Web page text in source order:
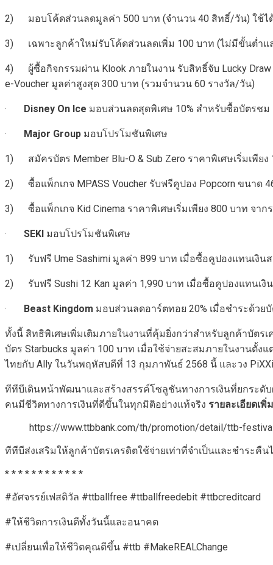
2) มอบโค้ดส่วนลดมูลค่า 500 บาท (จำนวน 40 สิทธิ์/วัน) ใช้ไ
3) เฉพาะลูกค้าใหม่รับโค้ดส่วนลดเพิ่ม 100 บาท (ไม่มีขั้นต่ำแ
4) ผู้ซื้อกิจกรรมผ่าน Klook ภายในงาน รับสิทธิ์จับ Lucky Draw
e-Voucher มูลค่าสูงสุด 300 บาท (รวมจำนวน 60 รางวัล/วัน)
· Disney On Ice มอบส่วนลดสุดพิเศษ 10% สำหรับซื้อบัตรชม
· Major Group มอบโปรโมชันพิเศษ
1) สมัครบัตร Member Blu-O & Sub Zero ราคาพิเศษเริ่มเพีย
2) ซื้อแพ็กเกจ MPASS Voucher รับฟรีคูปอง Popcorn ขนาด
3) ซื้อแพ็กเกจ Kid Cinema ราคาพิเศษเริ่มเพียง 800 บาท จาก
· SEKI มอบโปรโมชันพิเศษ
1) รับฟรี Ume Sashimi มูลค่า 899 บาท เมื่อซื้อคูปองแทนเงิน
2) รับฟรี Sushi 12 Kan มูลค่า 1,990 บาท เมื่อซื้อคูปองแทนเงิ
· Beast Kingdom มอบส่วนลดอาร์ตทอย 20% เมื่อชำระด้วย
ทั้งนี้ สิทธิพิเศษเพิ่มเติมภายในงานที่คุ้มยิ่งกว่าสำหรับลูกค้าบัตร
บัตร Starbucks มูลค่า 100 บาท เมื่อใช้จ่ายสะสมภายในงานตั้
ไทยกับ Ally ในวันพฤหัสบดีที่ 13 กุมภาพันธ์ 2568 นี้ และวง
ทีทีบีเดินหน้าพัฒนาและสร้างสรรค์โซลูชันทางการเงินที่ยกระ
คนมีชีวิตทางการเงินที่ดีขึ้นในทุกมิติอย่างแท้จริง รายละเอียดเ
https://www.ttbbank.com/th/promotion/detail/ttb-
ทีทีบีส่งเสริมให้ลูกค้าบัตรเครดิตใช้จ่ายเท่าที่จำเป็นและชำระคื
* * * * * * * * * * * *
#อัศจรรย์เฟสติวัล #ttballfree #ttballfreedebit #ttbcreditcard
#ให้ชีวิตการเงินดีทั้งวันนี้และอนาคต
#เปลี่ยนเพื่อให้ชีวิตคุณดีขึ้น #ttb #MakeREALChange